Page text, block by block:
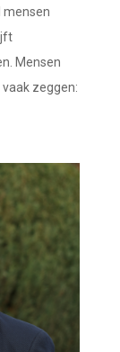
mensen
Mensen
zeggen: